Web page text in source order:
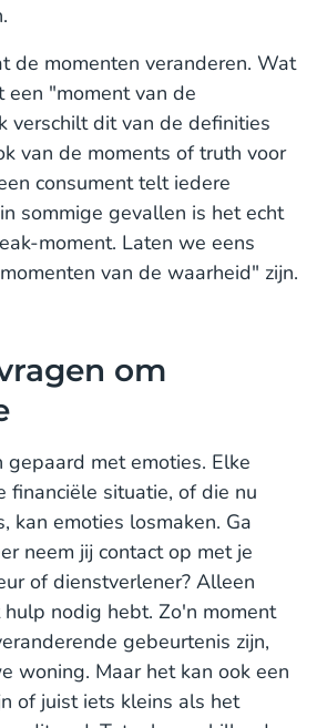
de momenten veranderen. Wat
een "moment van de
verschilt dit van de definities
van de moments of truth voor
consument telt iedere
sommige gevallen is het echt
moment. Laten we eens
van de waarheid" zijn.
om
gepaard met emoties. Elke
financiële situatie, of die nu
kan emoties losmaken. Ga
neem jij contact op met je
of dienstverlener? Alleen
nodig hebt. Zo'n moment
gebeurtenis zijn,
woning. Maar het kan ook een
of juist iets kleins als het